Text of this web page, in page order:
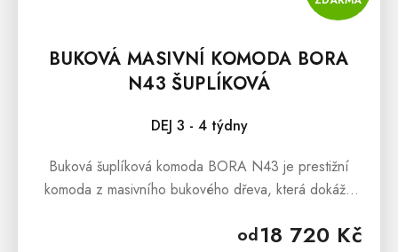
BUKOVÁ MASIVNÍ KOMODA BORA
N43 ŠUPLÍKOVÁ
DEJ 3 - 4 týdny
od18 720 Kč
Buková šuplíková komoda BORA N43 je prestižní
komoda z masivního bukového dřeva, která dokáže
vzhledem.Buková šuplíková komoda BORA...